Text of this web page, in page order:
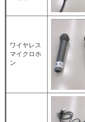
ワイヤレス
マイクロホ
ン